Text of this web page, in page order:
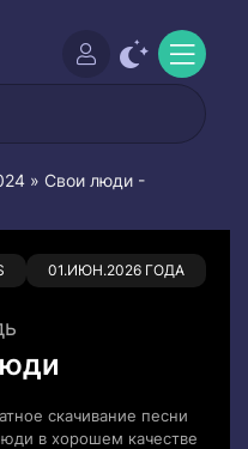
» Свои люди -
01.ИЮН.2026 ГОДА
0
скачивание песни
в хорошем качестве